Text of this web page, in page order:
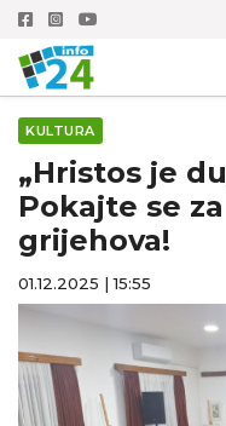
KULTURA
„Hristos je
Pokajte se
grijehova!
01.12.2025 | 15:55